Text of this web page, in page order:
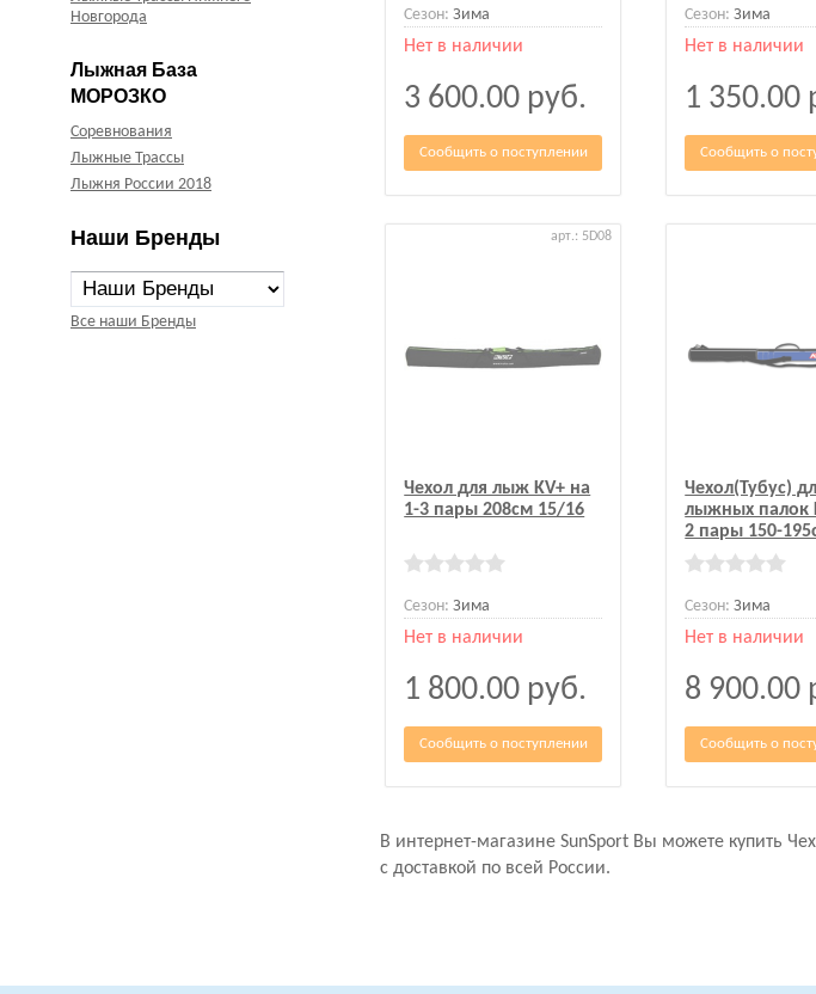
Новгорода
Лыжная База
МОРОЗКО
Соревнования
Лыжные Трассы
Лыжня России 2018
Наши Бренды
Все наши Бренды
Сезон: Зима
Нет в наличии
3 600.00 руб.
Сообщить о поступлении
Сезон: Зима
Нет в наличии
1 350.00
Сообщить о
арт.: 5D08
Чехол для лыж KV+ на
1-3 пары 208см 15/16
Сезон: Зима
Нет в наличии
1 800.00 руб.
Сообщить о поступлении
Чехол(Тубус)
лыжных палок
2 пары 150-
Сезон: Зима
Нет в наличии
8 900.00
Сообщить о
В интернет-магазине SunSport Вы можете купить
с доставкой по всей России.